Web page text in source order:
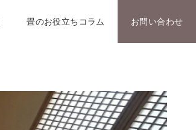
畳のお役立ちコラム お問い合わせ